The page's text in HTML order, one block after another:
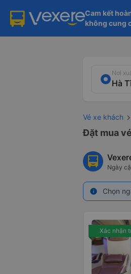
Cam kết
không cung
Nơi
Vé xe khách
Đặt mua
Ngày
info Chọn
Xác nhận